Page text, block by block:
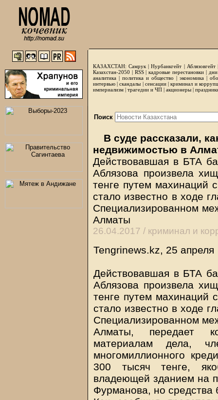
КАЗАХСТАН: Самрук |Нурбанкгейт | Аблязовгейт
Казахстан-2050 | RSS|кадровые перестановки|
аналитика | политика и общество | экономика |
интервью |скандалы | сенсации|криминал и
империализм | трагедии и ЧП | акционеры |
Поиск
В суде рассказали,
недвижимостью в
Действовавшая в БТА
Аблязова произвела
тенге путем
стало известно в ходе
Специализированном
Алматы
26.04.2017 / криминал и
Tengrinews.kz, 25 апреля
Действовавшая в БТА
Аблязова произвела
тенге путем
стало известно в ходе
Специализированном
Алматы, передает
материалам дела,
многомиллионного
300 тысяч тенге,
владеющей зданием на
Фурманова, но